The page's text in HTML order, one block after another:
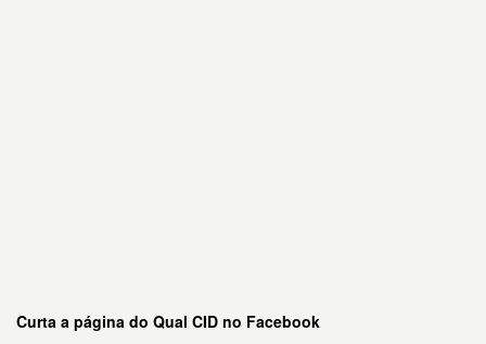
Curta a página do Qual CID no Facebook